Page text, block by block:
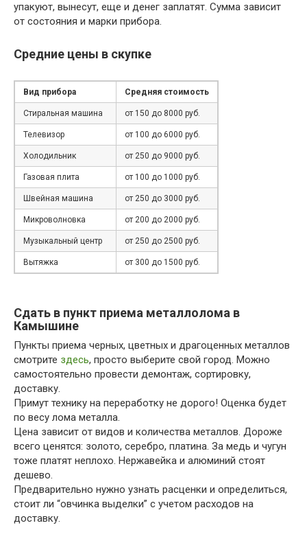
упакуют, вынесут, еще и денег заплатят. Сумма зависит
от состояния и марки прибора.
Средние цены в скупке
Вид прибора Средняя стоимость
Стиральная машина от 150 до 8000 руб.
Телевизор от 100 до 6000 руб.
Холодильник от 250 до 9000 руб.
Газовая плита от 100 до 1000 руб.
Швейная машина от 250 до 3000 руб.
Микроволновка от 200 до 2000 руб.
Музыкальный центр от 250 до 2500 руб.
Вытяжка от 300 до 1500 руб.
Сдать в пункт приема металлолома в
Камышине
Пункты приема черных, цветных и драгоценных металлов
смотрите здесь, просто выберите свой город. Можно
самостоятельно провести демонтаж, сортировку,
доставку.
Примут технику на переработку не дорого! Оценка будет
по весу лома металла.
Цена зависит от видов и количества металлов. Дороже
всего ценятся: золото, серебро, платина. За медь и чугун
тоже платят неплохо. Нержавейка и алюминий стоят
дешево.
Предварительно нужно узнать расценки и определиться,
стоит ли “овчинка выделки” с учетом расходов на
доставку.